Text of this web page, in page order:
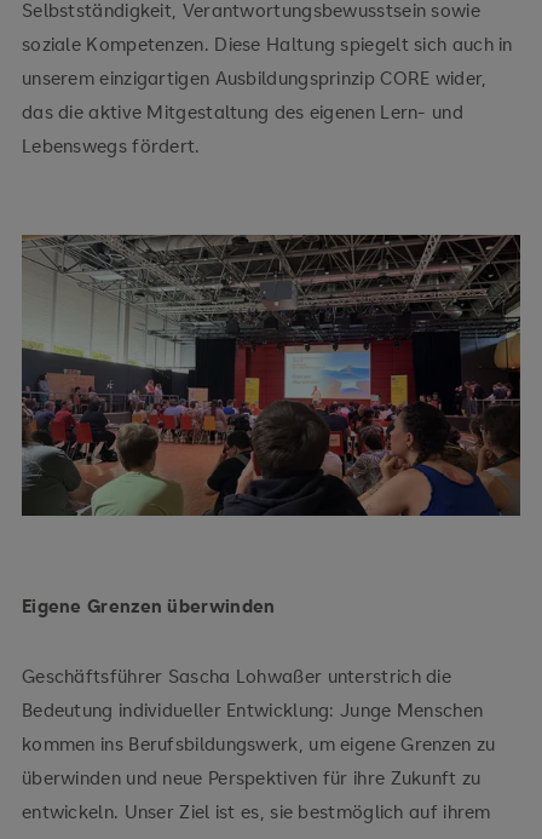
Selbstständigkeit, Verantwortungsbewusstsein sowie
soziale Kompetenzen. Diese Haltung spiegelt sich auch in
unserem einzigartigen Ausbildungsprinzip CORE wider,
das die aktive Mitgestaltung des eigenen Lern- und
Lebenswegs fördert.
Eigene Grenzen überwinden
Geschäftsführer Sascha Lohwaßer unterstrich die
Bedeutung individueller Entwicklung: Junge Menschen
kommen ins Berufsbildungswerk, um eigene Grenzen zu
überwinden und neue Perspektiven für ihre Zukunft zu
entwickeln. Unser Ziel ist es, sie bestmöglich auf ihrem